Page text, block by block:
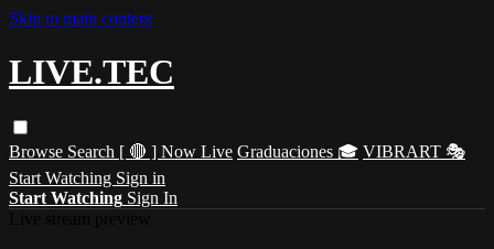
Skip to main content
LIVE.TEC
Browse Search [ 🔴 ] Now Live Graduaciones 🎓 VIBRART 🎭
Start Watching Sign in
Start Watching Sign In